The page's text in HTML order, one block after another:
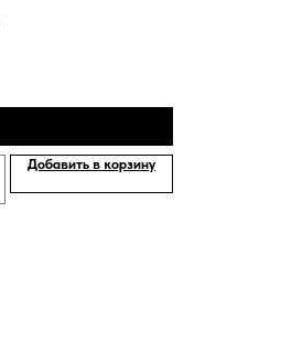
Добавить в корзину